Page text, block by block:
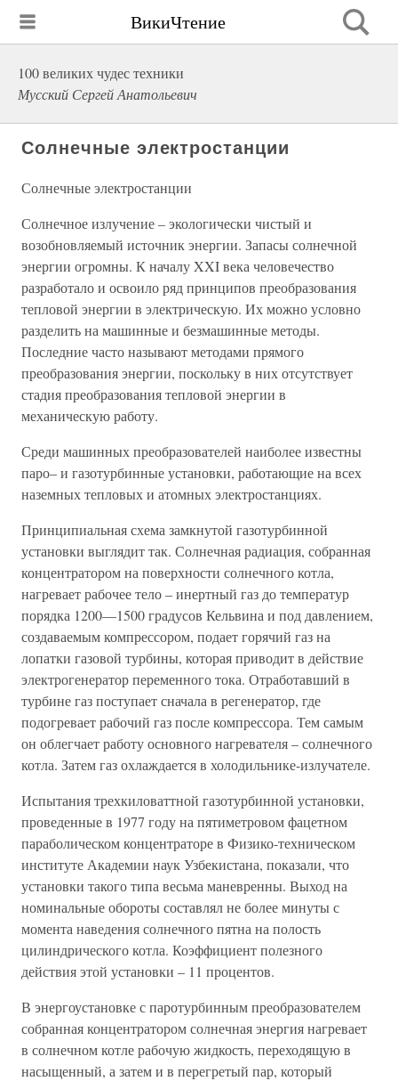
ВикиЧтение
100 великих чудес техники
Мусский Сергей Анатольевич
Солнечные электростанции
Солнечные электростанции
Солнечное излучение – экологически чистый и
возобновляемый источник энергии. Запасы солнечной
энергии огромны. К началу XXI века человечество
разработало и освоило ряд принципов преобразования
тепловой энергии в электрическую. Их можно условно
разделить на машинные и безмашинные методы.
Последние часто называют методами прямого
преобразования энергии, поскольку в них отсутствует
стадия преобразования тепловой энергии в
механическую работу.
Среди машинных преобразователей наиболее известны
паро– и газотурбинные установки, работающие на всех
наземных тепловых и атомных электростанциях.
Принципиальная схема замкнутой газотурбинной
установки выглядит так. Солнечная радиация, собранная
концентратором на поверхности солнечного котла,
нагревает рабочее тело – инертный газ до температур
порядка 1200—1500 градусов Кельвина и под давлением,
создаваемым компрессором, подает горячий газ на
лопатки газовой турбины, которая приводит в действие
электрогенератор переменного тока. Отработавший в
турбине газ поступает сначала в регенератор, где
подогревает рабочий газ после компрессора. Тем самым
он облегчает работу основного нагревателя – солнечного
котла. Затем газ охлаждается в холодильнике-излучателе.
Испытания трехкиловаттной газотурбинной установки,
проведенные в 1977 году на пятиметровом фацетном
параболическом концентраторе в Физико-техническом
институте Академии наук Узбекистана, показали, что
установки такого типа весьма маневренны. Выход на
номинальные обороты составлял не более минуты с
момента наведения солнечного пятна на полость
цилиндрического котла. Коэффициент полезного
действия этой установки – 11 процентов.
В энергоустановке с паротурбинным преобразователем
собранная концентратором солнечная энергия нагревает
в солнечном котле рабочую жидкость, переходящую в
насыщенный, а затем и в перегретый пар, который